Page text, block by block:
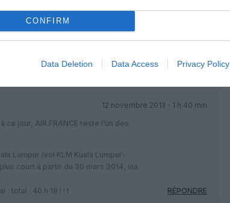
CONFIRM
Data Deletion Data Access Privacy Policy
11 novembre 2013 - 16 h 35 min
AF ou LH n’atterriront plus dans le
12 novembre 2013 - 1 h 40 min
jour, AIR FRANCE reste l’un des
Lumpur (vol KLM Kuala Lumpur-
court à partir du 30 mars 2014, via
: total : 40 h 18 ! ! !
RÉPONDRE